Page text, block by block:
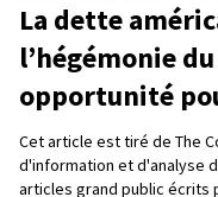
La dette
l’hégémonie
opportunité
Cet article est tiré de The
d'information et d'analyse
articles grand public écrits